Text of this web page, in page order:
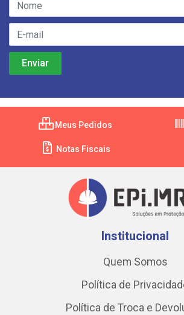
Meus Pedidos
Notas Fiscais
Institucional
Quem Somos
Política de
Política de Troca e